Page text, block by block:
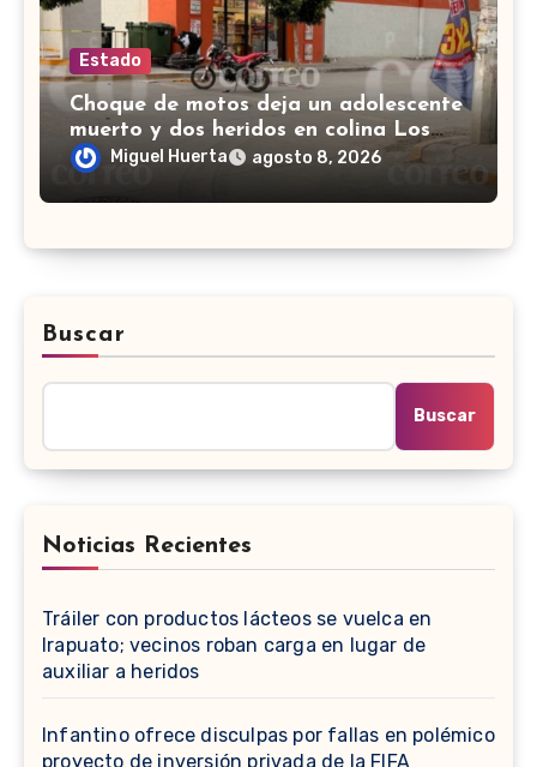
Estado
Choque de motos deja un adolescente
muerto y dos heridos en colina Los
Presidentes, en León
Miguel Huerta agosto 8, 2026
Buscar
Buscar
Noticias Recientes
Tráiler con productos lácteos se vuelca en
Irapuato; vecinos roban carga en lugar de
auxiliar a heridos
Infantino ofrece disculpas por fallas en polémico
proyecto de inversión privada de la FIFA